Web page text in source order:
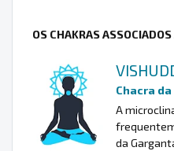
OS CHAKRAS
Chacra
A
da